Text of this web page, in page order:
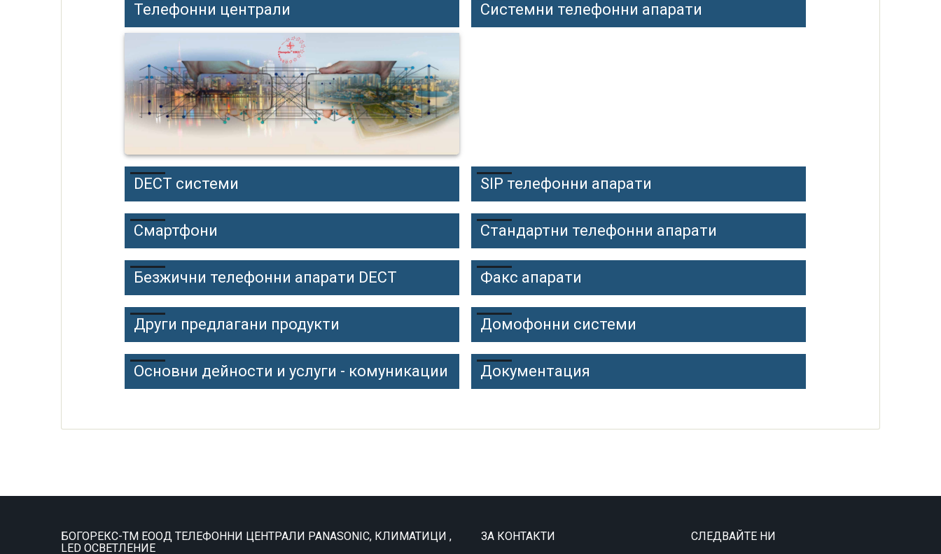
Телефонни централи Системни телефонни апарати
DECT системи SIP телефонни апарати
Смартфони Стандартни телефонни апарати
Безжични телефонни апарати DECT Факс апарати
Други предлагани продукти Домофонни системи
Основни дейности и услуги - комуникации Документация
БОГОРЕКС-ТМ ЕООД ТЕЛЕФОННИ ЦЕНТРАЛИ PANASONIC, КЛИМАТИЦИ ,
LED ОСВЕТЛЕНИЕ
ЗА КОНТАКТИ СЛЕДВАЙТЕ НИ